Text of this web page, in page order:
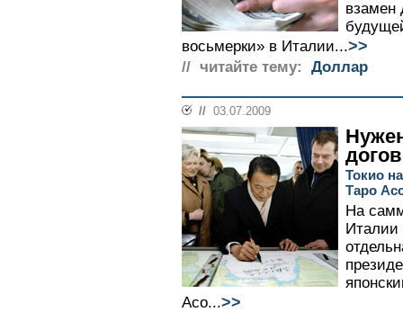
взамен
восьмерки» в Италии...>>
// читайте тему: Доллар
// 03.07.2009
Токио
Таро
На
Италии
Асо...>>